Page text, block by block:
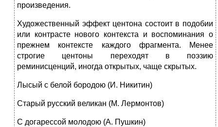
произведения.
Художественный эффект центона состоит в подобии
или контрасте нового контекста и воспоминания о
прежнем контексте каждого фрагмента. Менее
строгие центоны переходят в поэзию
реминисценций, иногда открытых, чаще скрытых.
Лысый с белой бородою (И. Никитин)
Старый русский великан (М. Лермонтов)
С догарессой молодою (А. Пушкин)